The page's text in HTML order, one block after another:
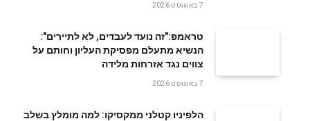
7 באוגוסט 2026
טראמפ:"זה נועד לעבדים, לא לתיירים":
הנשיא מתעלם מפסיקת העליון וחותם על
צווים נגד אזרחות מלידה
7 באוגוסט 2026
הלפיניו קטלני ממקסיקו: למה מומלץ בשלב